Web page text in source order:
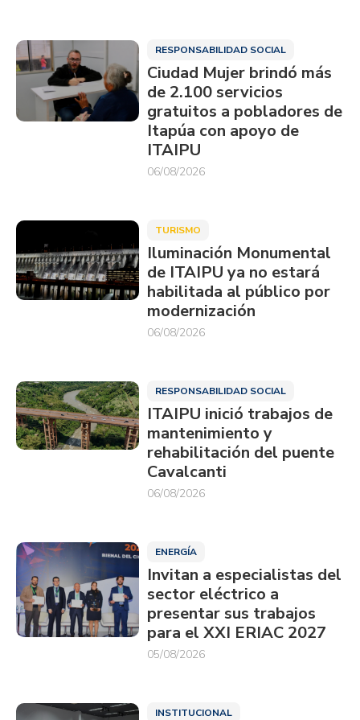
RESPONSABILIDAD SOCIAL
Ciudad Mujer brindó más
de 2.100 servicios
gratuitos a pobladores de
Itapúa con apoyo de
ITAIPU
06/08/2026
TURISMO
Iluminación Monumental
de ITAIPU ya no estará
habilitada al público por
modernización
06/08/2026
RESPONSABILIDAD SOCIAL
ITAIPU inició trabajos de
mantenimiento y
rehabilitación del puente
Cavalcanti
06/08/2026
ENERGÍA
Invitan a especialistas del
sector eléctrico a
presentar sus trabajos
para el XXI ERIAC 2027
05/08/2026
INSTITUCIONAL